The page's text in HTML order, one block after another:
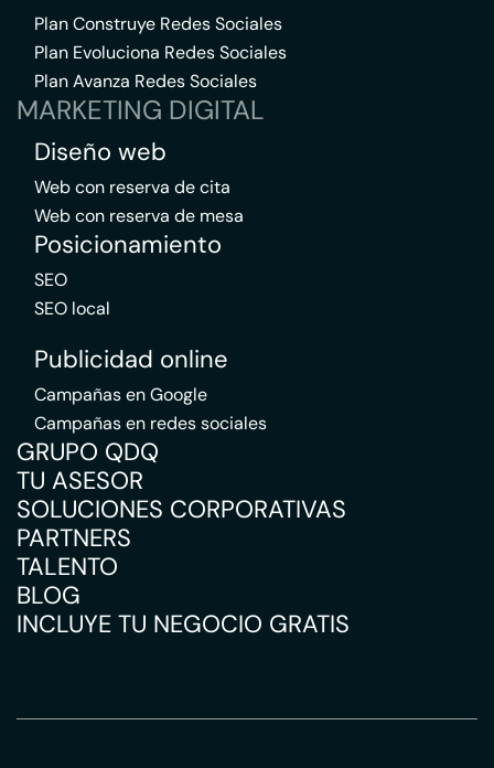
Plan Construye Redes Sociales
Plan Evoluciona Redes Sociales
Plan Avanza Redes Sociales
MARKETING DIGITAL
Diseño web
Web con reserva de cita
Web con reserva de mesa
Posicionamiento
SEO
SEO local
Publicidad online
Campañas en Google
Campañas en redes sociales
GRUPO QDQ
TU ASESOR
SOLUCIONES CORPORATIVAS
PARTNERS
TALENTO
BLOG
INCLUYE TU NEGOCIO GRATIS